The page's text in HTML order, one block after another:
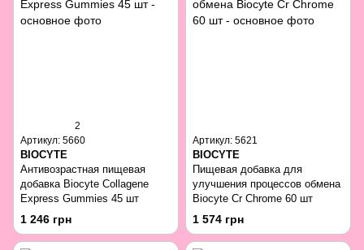
2
Артикул: 5660
BIOCYTE
Антивозрастная пищевая
добавка Biocyte Collagene
Express Gummies 45 шт
1 246 грн
Артикул: 5621
BIOCYTE
Пищевая добавка для
улучшения процессов обмена
Biocyte Cr Chrome 60 шт
1 574 грн